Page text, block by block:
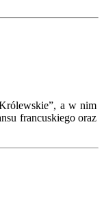
a w nim
francuskiego oraz